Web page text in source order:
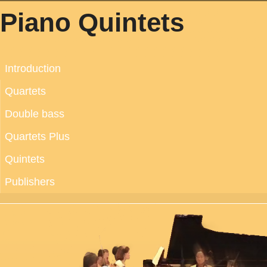
Piano Quintets
Introduction
Quartets
Double bass
Quartets Plus
Quintets
Publishers